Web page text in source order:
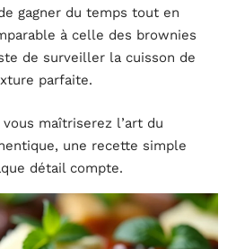
gagner du temps tout en
à celle des brownies
de surveiller la cuisson de
parfaite.
maîtriserez l’art du
une recette simple
détail compte.